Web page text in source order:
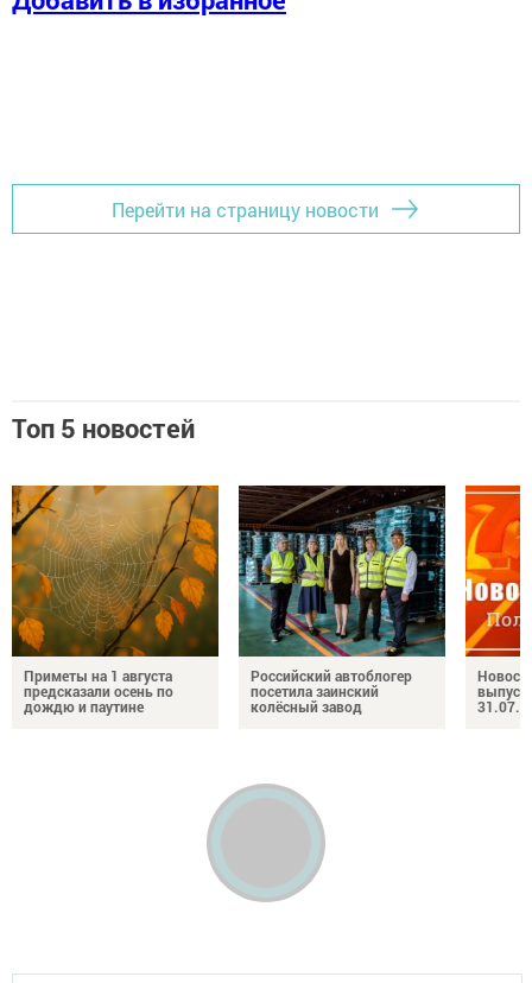
Перейти на страницу новости
Топ 5 новостей
Приметы на 1 августа
предсказали осень по
дождю и паутине
Российский автоблогер
посетила заинский
колёсный завод